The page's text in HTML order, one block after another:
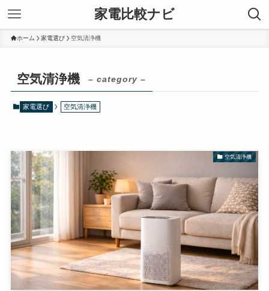
家電比較ナビ
ホーム 家電選び 空気清浄機
空気清浄機 – category –
家電選び 空気清浄機
空気清浄機